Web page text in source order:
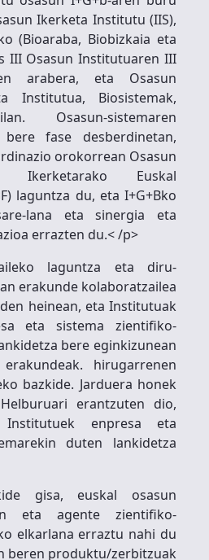
Ikerketa Institutu (IIS),
(Bioaraba, Biobizkaia eta
III Osasun Institutuaren III
arabera, eta Osasun
Institutua, Biosistemak,
Osasun-sistemaren
bere fase desberdinetan,
orokorrean Osasun
Ikerketarako Euskal
laguntza du, eta I+G+Bko
lana eta sinergia eta
errazten du.< /p>
laguntza eta diru-
erakunde kolaboratzailea
heinean, eta Institutuak
eta sistema zientifiko-
bere eginkizunean
hirugarrenen
bazkide. Jarduera honek
erantzuten dio,
enpresa eta
duten lankidetza
gisa, euskal osasun
eta agente zientifiko-
elkarlana erraztu nahi du
beren produktu/zerbitzuak